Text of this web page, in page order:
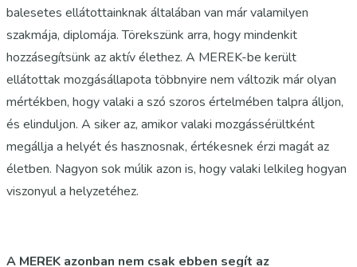
balesetes ellátottainknak általában van már valamilyen
szakmája, diplomája. Törekszünk arra, hogy mindenkit
hozzásegítsünk az aktív élethez. A MEREK-be került
ellátottak mozgásállapota többnyire nem változik már olyan
mértékben, hogy valaki a szó szoros értelmében talpra álljon,
és elinduljon. A siker az, amikor valaki mozgássérültként
megállja a helyét és hasznosnak, értékesnek érzi magát az
életben. Nagyon sok múlik azon is, hogy valaki lelkileg hogyan
viszonyul a helyzetéhez.
A MEREK azonban nem csak ebben segít az